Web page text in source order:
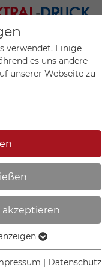
Mo.-Fr. 09:00-17:00
+49 (0)711 55 75 25
vor
verwendet. Einige
es uns andere
unserer Webseite zu
akzeptieren
Funktionen
Datenschutz